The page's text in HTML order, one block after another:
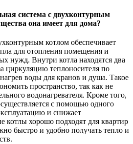
система с двухконтурным
она имеет для дома?
котлом обеспечивает
для отопления помещения и
нужд. Внутри котла находятся два
циркуляцию теплоносителя по
воды для кранов и душа. Такое
пространство, так как не
водонагревателя. Кроме того,
с помощью одного
и снижает
котлы хорошо подходят для квартир
быстро и удобно получать тепло и